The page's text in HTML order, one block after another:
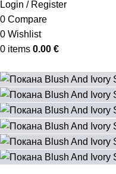
Login / Register
0 Compare
0 Wishlist
0 items 0.00 €